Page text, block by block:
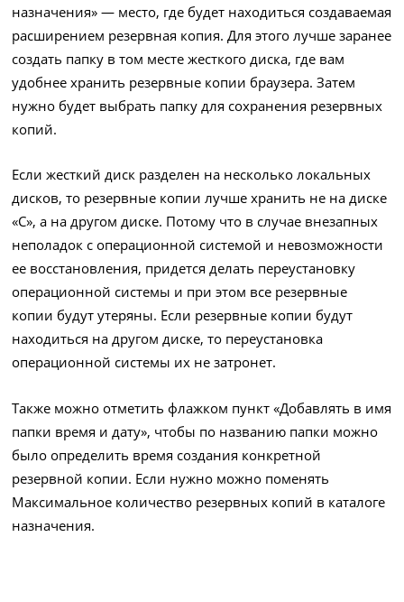
назначения» — место, где будет находиться создаваемая
расширением резервная копия. Для этого лучше заранее
создать папку в том месте жесткого диска, где вам
удобнее хранить резервные копии браузера. Затем
нужно будет выбрать папку для сохранения резервных
копий.
Если жесткий диск разделен на несколько локальных
дисков, то резервные копии лучше хранить не на диске
«C», а на другом диске. Потому что в случае внезапных
неполадок с операционной системой и невозможности
ее восстановления, придется делать переустановку
операционной системы и при этом все резервные
копии будут утеряны. Если резервные копии будут
находиться на другом диске, то переустановка
операционной системы их не затронет.
Также можно отметить флажком пункт «Добавлять в имя
папки время и дату», чтобы по названию папки можно
было определить время создания конкретной
резервной копии. Если нужно можно поменять
Максимальное количество резервных копий в каталоге
назначения.